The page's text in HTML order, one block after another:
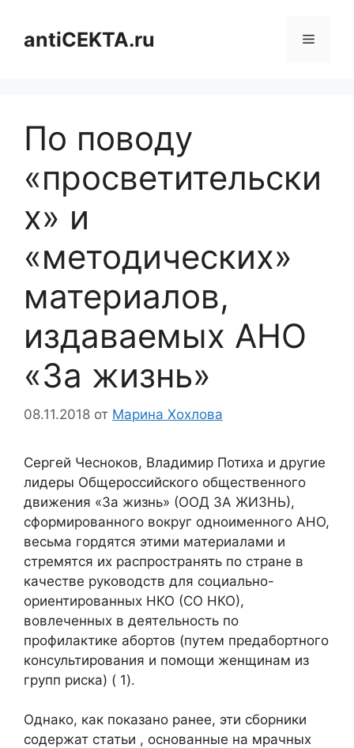
содержимому
antiCEKTA.ru Меню
По поводу
«просветительски
х» и
«методических»
материалов,
издаваемых АНО
«За жизнь»
08.11.2018 от Марина Хохлова
Сергей Чесноков, Владимир Потиха и другие
лидеры Общероссийского общественного
движения «За жизнь» (ООД ЗА ЖИЗНЬ),
сформированного вокруг одноименного АНО,
весьма гордятся этими материалами и
стремятся их распространять по стране в
качестве руководств для социально-
ориентированных НКО (СО НКО),
вовлеченных в деятельность по
профилактике абортов (путем предабортного
консультирования и помощи женщинам из
групп риска) ( 1).
Однако, как показано ранее, эти сборники
содержат статьи , основанные на мрачных